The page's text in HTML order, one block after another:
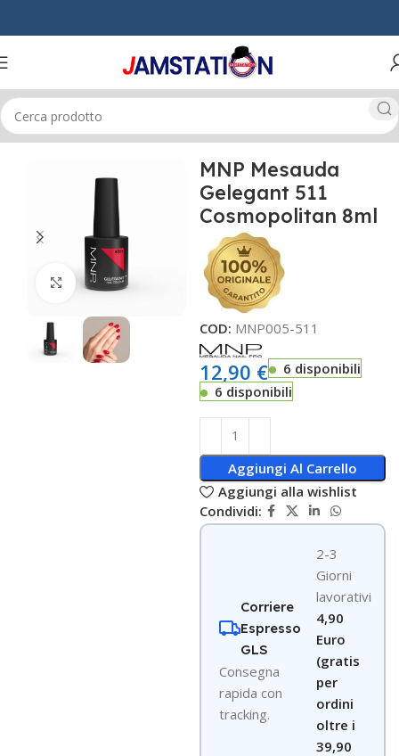
Home MANI & PIEDI GEL UNGHIE
Click to enlarge
MNP Mesauda
Gelegant 511
Cosmopolitan 8ml
COD: MNP005-511
12,90 €
6 disponibili
6 disponibili
Aggiungi Al Carrello
Aggiungi alla wishlist
Condividi:
Corriere
Espresso
GLS
Consegna
rapida con
tracking.
2-3
Giorni
lavorativi
4,90
Euro
(gratis
per
ordini
oltre i
39,90